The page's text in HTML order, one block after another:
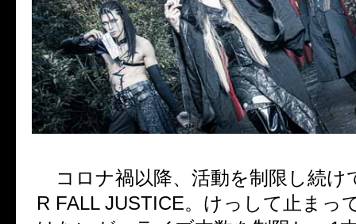
コロナ禍以降、活動を制限し続け
R FALL JUSTICE。けっして止まっ